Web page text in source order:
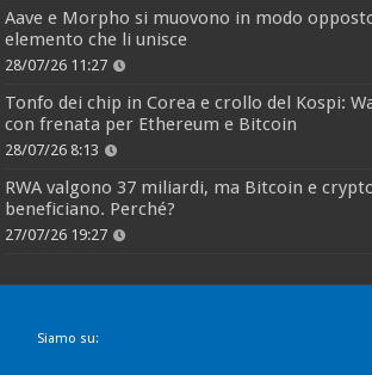
Aave e Morpho si muovono in modo
elemento che li unisce
28/07/26 11:27
Tonfo dei chip in Corea e crollo del Kospi:
con frenata per Ethereum e Bitcoin
28/07/26 8:13
RWA valgono 37 miliardi, ma Bitcoin e
beneficiano. Perché?
27/07/26 19:27
Siamo su: